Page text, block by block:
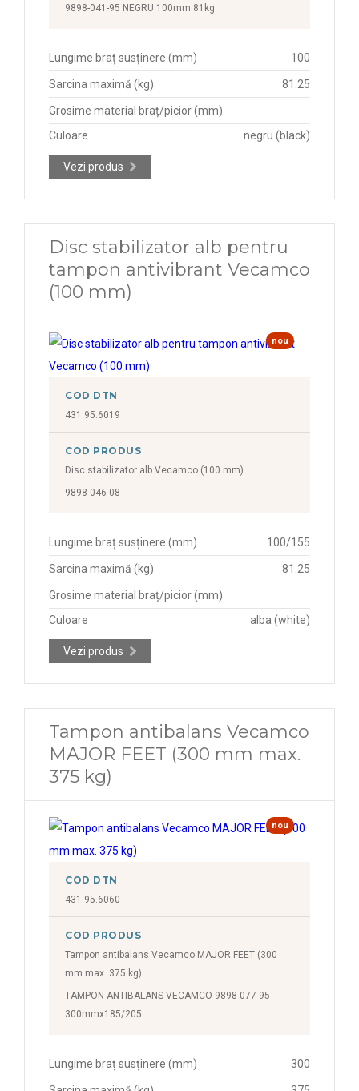
9898-041-95 NEGRU 100mm 81kg
Lungime braț susținere (mm) 100
Sarcina maximă (kg) 81.25
Grosime material braț/picior (mm)
Culoare
negru (black)
Vezi produs
Disc stabilizator alb pentru
tampon antivibrant Vecamco
(100 mm)
nou
COD DTN
431.95.6019
COD PRODUS
Disc stabilizator alb Vecamco (100 mm)
9898-046-08
Lungime braț susținere (mm) 100/155
Sarcina maximă (kg) 81.25
Grosime material braț/picior (mm)
Culoare
alba (white)
Vezi produs
Tampon antibalans Vecamco
MAJOR FEET (300 mm max.
375 kg)
nou
COD DTN
431.95.6060
COD PRODUS
Tampon antibalans Vecamco MAJOR FEET (300
mm max. 375 kg)
TAMPON ANTIBALANS VECAMCO 9898-077-95
300mmx185/205
Lungime braț susținere (mm) 300